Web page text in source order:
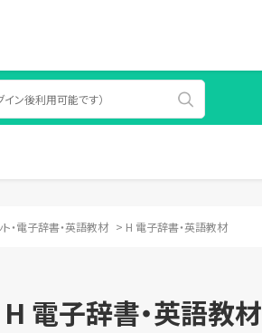
ト・電子辞書・英語教材 > H 電子辞書・英語教材
H 電子辞書・英語教材